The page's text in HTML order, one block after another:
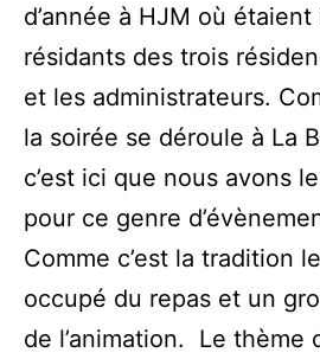
d’année à HJM où
résidants des trois
et les administrateurs.
la soirée se déroule à La
c’est ici que nous avons
pour ce genre
Comme c’est la tradition
occupé du repas et un
de l’animation. Le thème